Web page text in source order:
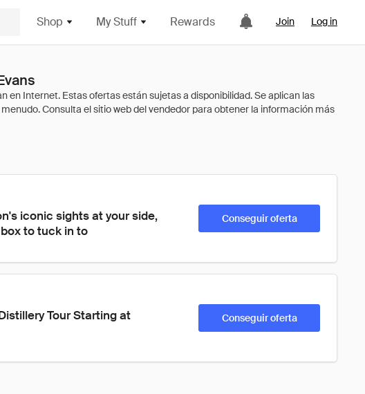
Shop My Stuff Rewards Join Log in
iconic sights at your side,
to tuck in to
Conseguir oferta
Tour Starting at
Conseguir oferta